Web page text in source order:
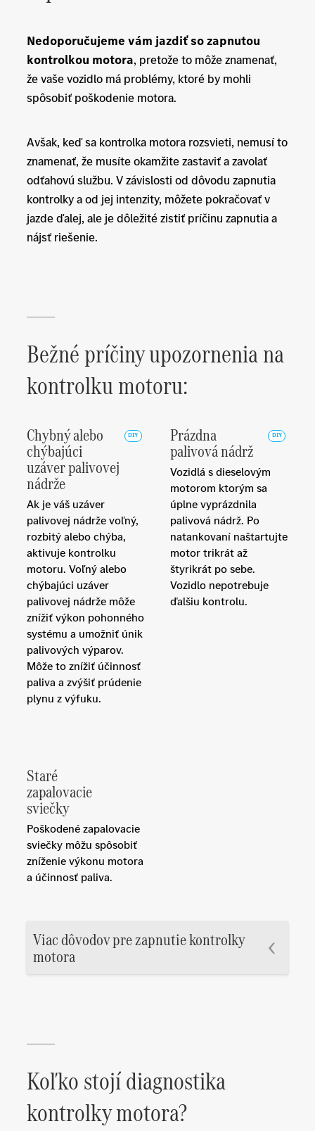
Nedoporučujeme vám jazdiť so zapnutou
kontrolkou motora, pretože to môže znamenať,
že vaše vozidlo má problémy, ktoré by mohli
spôsobiť poškodenie motora.
Avšak, keď sa kontrolka motora rozsvieti, nemusí to
znamenať, že musíte okamžite zastaviť a zavolať
odťahovú službu. V závislosti od dôvodu zapnutia
kontrolky a od jej intenzity, môžete pokračovať v
jazde ďalej, ale je dôležité zistiť príčinu zapnutia a
nájsť riešenie.
Bežné príčiny upozornenia na
kontrolku motoru:
Chybný alebo
chýbajúci
uzáver palivovej
nádrže
Ak je váš uzáver
palivovej nádrže voľný,
rozbitý alebo chýba,
aktivuje kontrolku
motoru. Voľný alebo
chýbajúci uzáver
palivovej nádrže môže
znížiť výkon pohonného
systému a umožniť únik
palivových výparov.
Môže to znížiť účinnosť
paliva a zvýšiť prúdenie
plynu z výfuku.
Prázdna
palivová nádrž
Vozidlá s dieselovým
motorom ktorým sa
úplne vyprázdnila
palivová nádrž. Po
natankovaní naštartujte
motor trikrát až
štyrikrát po sebe.
Vozidlo nepotrebuje
ďalšiu kontrolu.
Staré
zapalovacie
sviečky
Poškodené zapalovacie
sviečky môžu spôsobiť
zníženie výkonu motora
a účinnosť paliva.
Viac dôvodov pre zapnutie kontrolky
motora
Koľko stojí diagnostika
kontrolky motora?